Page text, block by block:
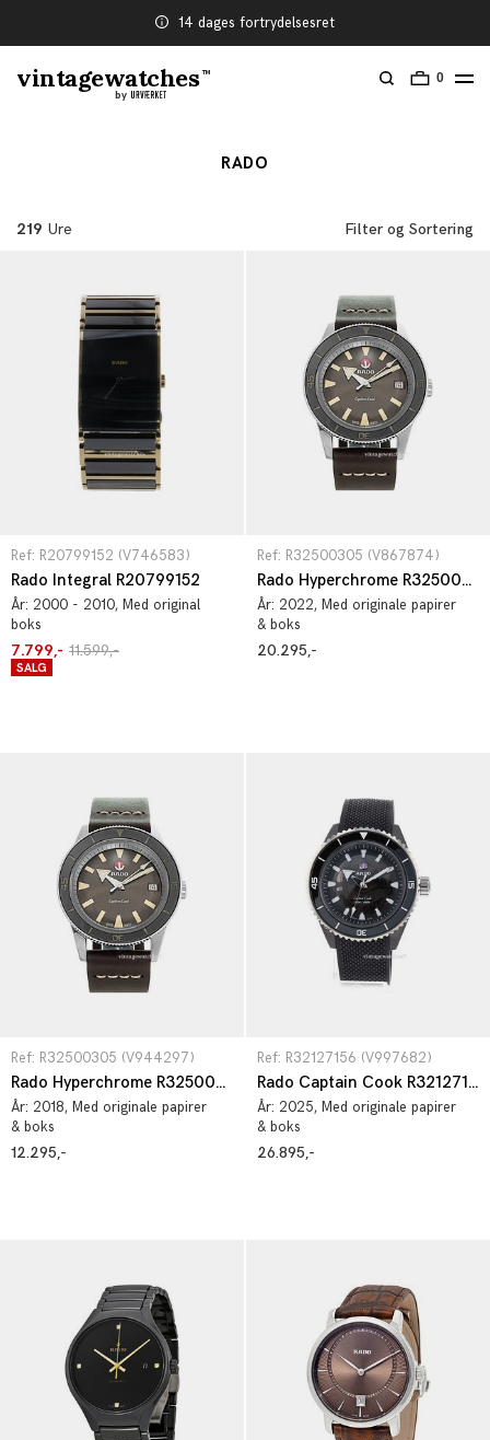
14 dages fortrydelsesret
vintagewatches TM 0
RADO
219 Ure Filter og Sortering
Ref: R20799152 (V746583)
Rado Integral R20799152
År: 2000 - 2010, Med original
boks
7.799,- 11.599,-
SALG
Ref: R32500305 (V867874)
Rado Hyperchrome R32500305
År: 2022, Med originale papirer
& boks
20.295,-
Ref: R32500305 (V944297)
Rado Hyperchrome R32500305
År: 2018, Med originale papirer
& boks
12.295,-
Ref: R32127156 (V997682)
Rado Captain Cook R32127156
År: 2025, Med originale papirer
& boks
26.895,-